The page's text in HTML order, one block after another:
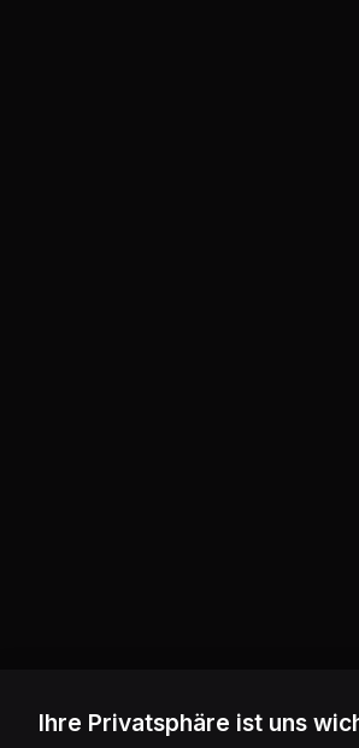
Ihre Privatsphäre ist uns